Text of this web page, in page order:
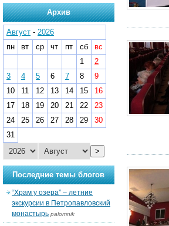
Архив
Август - 2026
пн
вт ср чт пт сб
вс
1
2
3
4 5 6 7 8
9
10
11 12 13 14 15
16
17
18 19 20 21 22
23
24
25 26 27 28 29
30
31
>
Последние темы блогов
“Храм у озера” – летние
экскурсии в Петропавловский
монастырь palomnik